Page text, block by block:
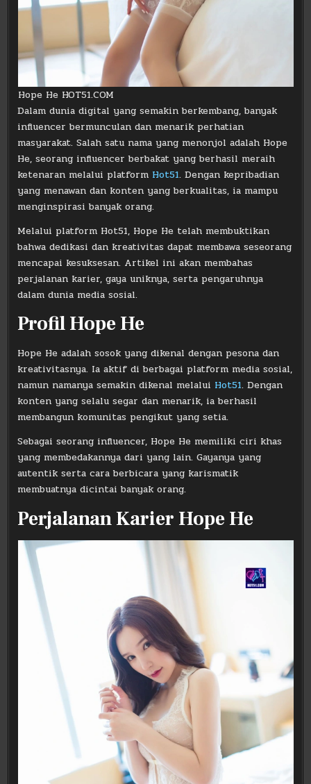
Hope He HOT51.COM
Dalam dunia digital yang semakin berkembang, banyak
influencer bermunculan dan menarik perhatian
masyarakat. Salah satu nama yang menonjol adalah Hope
He, seorang influencer berbakat yang berhasil meraih
ketenaran melalui platform Hot51. Dengan kepribadian
yang menawan dan konten yang berkualitas, ia mampu
menginspirasi banyak orang.
Melalui platform Hot51, Hope He telah membuktikan
bahwa dedikasi dan kreativitas dapat membawa seseorang
mencapai kesuksesan. Artikel ini akan membahas
perjalanan karier, gaya uniknya, serta pengaruhnya
dalam dunia media sosial.
Profil Hope He
Hope He adalah sosok yang dikenal dengan pesona dan
kreativitasnya. Ia aktif di berbagai platform media sosial,
namun namanya semakin dikenal melalui Hot51. Dengan
konten yang selalu segar dan menarik, ia berhasil
membangun komunitas pengikut yang setia.
Sebagai seorang influencer, Hope He memiliki ciri khas
yang membedakannya dari yang lain. Gayanya yang
autentik serta cara berbicara yang karismatik
membuatnya dicintai banyak orang.
Perjalanan Karier Hope He